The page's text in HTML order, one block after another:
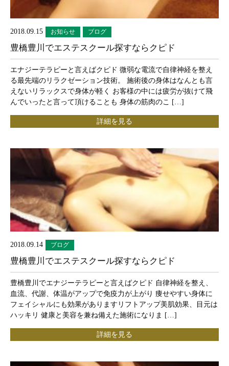
2018.09.15 お知らせ ブログ
豊橋豊川でエステスクール探すならクピド
エナジーテラピーと言えばクピド 微弱な電流で自律神経を整え
る最先端のリラクゼーション技術。 施術後の身体はなんとも言
えないリラックスで身体が軽く お客様の中には疲労が抜けて飛
んでいったと言って頂けることも 身体の筋肉のこ […]
詳細を見る
2018.09.14 ブログ
豊橋豊川でエステスクール探すならクピド
豊橋豊川でエナジーテラピーと言えばクピド 自律神経を整え、
血流、代謝、体温がアップで免疫力が上がり 痩せやすい身体に
フェイシャルにも効果がありますリフトアップ美肌効果、目元は
ハッキリ 健康と美容を兼ね備えた施術になりま […]
詳細を見る